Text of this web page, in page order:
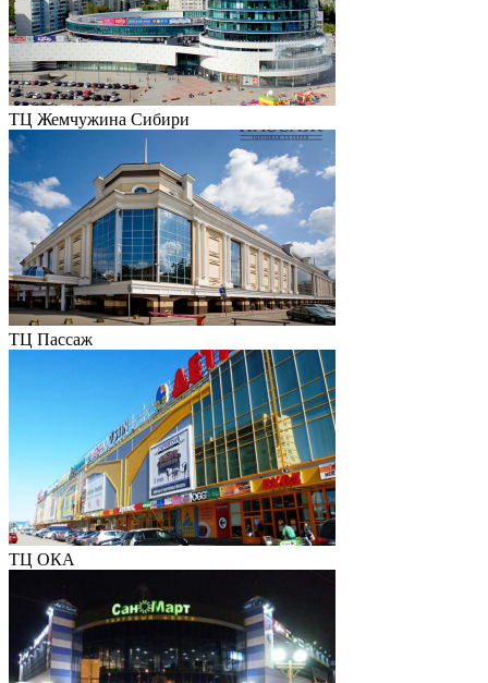
ТЦ Жемчужина Сибири
ТЦ Пассаж
ТЦ ОКА